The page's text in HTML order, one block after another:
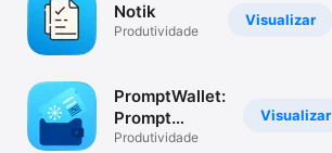
Visualizar
Notik
Produtividade
Visualizar
PromptWallet:
Prompt
Manager
Produtividade